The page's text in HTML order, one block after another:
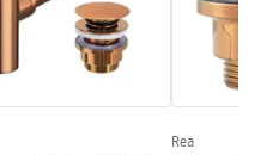
400
_5.pdf
Rea